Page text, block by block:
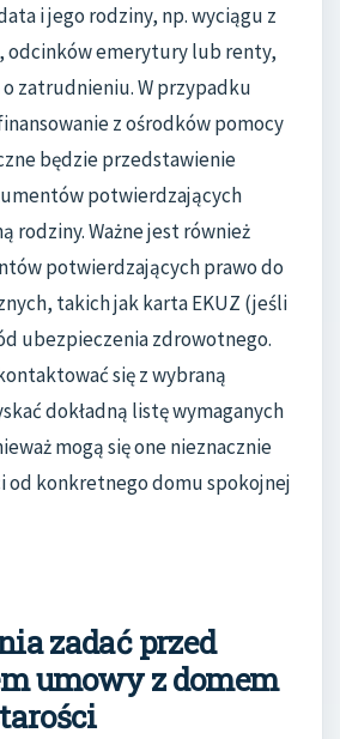
i jego rodziny, np. wyciągu z
odcinków emerytury lub renty,
zatrudnieniu. W przypadku
z ośrodków pomocy
będzie przedstawienie
potwierdzających
rodziny. Ważne jest również
potwierdzających prawo do
takich jak karta EKUZ (jeśli
ubezpieczenia zdrowotnego.
się z wybraną
dokładną listę wymaganych
mogą się one nieznacznie
od konkretnego domu spokojnej
zadać przed
umowy z domem